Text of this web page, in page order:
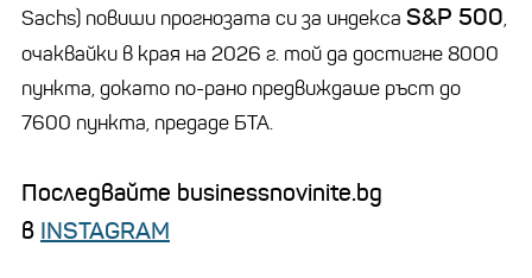
Sachs) повиши прогнозата си за индекса S&P 500,
очаквайки в края на 2026 г. той да достигне 8000
пункта, докато по-рано предвиждаше ръст до
7600 пункта, предаде БТА.
Последвайте businessnovinite.bg
в INSTAGRAM